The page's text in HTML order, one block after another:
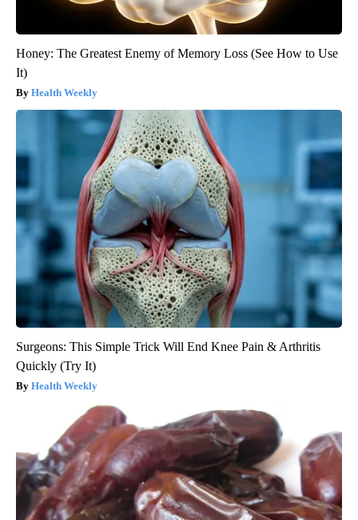
Honey: The Greatest Enemy of Memory Loss (See How to Use
It)
Health Weekly
Surgeons: This Simple Trick Will End Knee Pain & Arthritis
Quickly (Try It)
Health Weekly